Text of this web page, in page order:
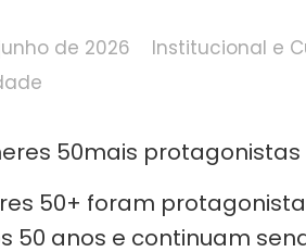
de 2026 Institucional e
50+ foram
50 anos e continuam